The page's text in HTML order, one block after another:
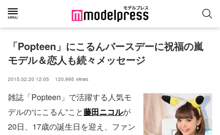
「Popteen」にこるんバースデーに祝福の嵐
モデル＆恋人も続々メッセージ
2015.02.20 12:05 120,995 views
雑誌「Popteen」で活躍する人気モ
デルの“にこるん”こと藤田ニコルが
20日、17歳の誕生日を迎え、ファン